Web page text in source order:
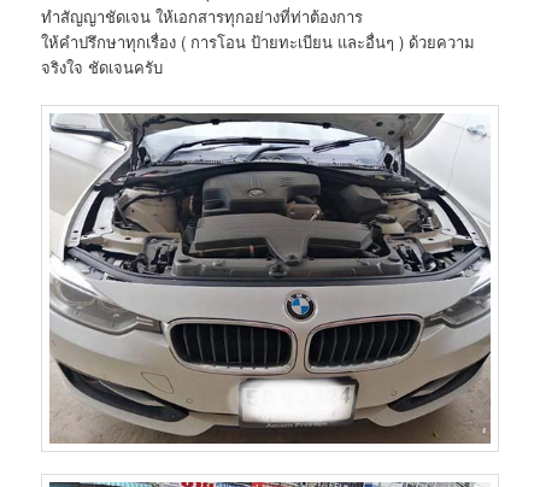
ทำสัญญาชัดเจน ให้เอกสารทุกอย่างที่ท่าต้องการ
ให้คำปรึกษาทุกเรื่อง ( การโอน ป้ายทะเบียน และอื่นๆ ) ด้วยความ
จริงใจ ชัดเจนครับ